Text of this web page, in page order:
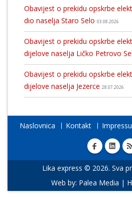
Obavijest o prekidu opskrbe
dio naselja Staro Selo 03.08.2026
Obavijest o prekidu opskrbe
dijelove naselja Ličko Petrovo
Obavijest o prekidu opskrbe
dijelove naselja Jezerce 28.07.2026
Naslovnica Kontakt
Lika express © 2026. Sva
Web by: Palea Media |